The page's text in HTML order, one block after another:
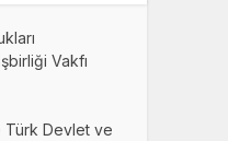
Vakfı
Türk Devlet ve